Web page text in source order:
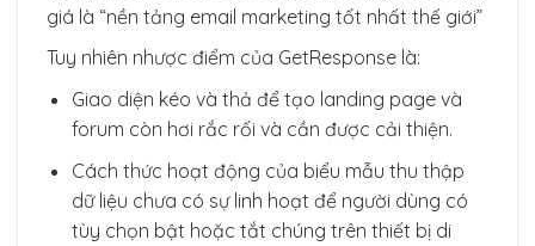
giá là “nền tảng email marketing tốt nhất thế giới”
Tuy nhiên nhược điểm của GetResponse là:
Giao diện kéo và thả để tạo landing page và
forum còn hơi rắc rối và cần được cải thiện.
Cách thức hoạt động của biểu mẫu thu thập
dữ liệu chưa có sự linh hoạt để người dùng có
tùy chọn bật hoặc tắt chúng trên thiết bị di